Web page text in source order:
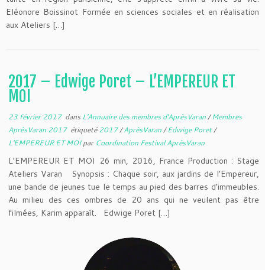
Eléonore Boissinot Formée en sciences sociales et en réalisation
aux Ateliers […]
2017 – Edwige Poret – L’EMPEREUR ET
MOI
23 février 2017dans L'Annuaire des membres d'AprèsVaran/Membres
AprèsVaran 2017 étiqueté2017/AprèsVaran/Edwige Poret/
L'EMPEREUR ET MOIpar Coordination Festival AprèsVaran
L’EMPEREUR ET MOI 26 min, 2016, France Production : Stage
Ateliers Varan Synopsis : Chaque soir, aux jardins de l’Empereur,
une bande de jeunes tue le temps au pied des barres d’immeubles.
Au milieu des ces ombres de 20 ans qui ne veulent pas être
filmées, Karim apparaît. Edwige Poret […]